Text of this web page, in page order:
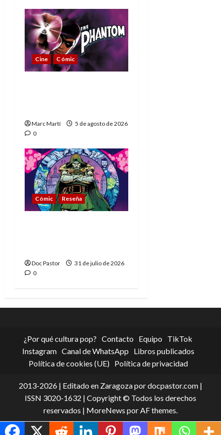
Cine Cómic
Marc Martí
5 de agosto de 2026
0
Cómic Reseña
Doc Pastor
31 de julio de 2026
0
¿Por qué cultura pop? Contacto Equipo
TikTok
Instagram Canal de WhatsApp
Libros publicados
Política de cookies (UE)
Política de privacidad
2013-2026 | Editado en Zaragoza por docpastor.com |
ISSN 3020-1632 | Copyright © Todos los derechos
reservados | MoreNews por AF themes.